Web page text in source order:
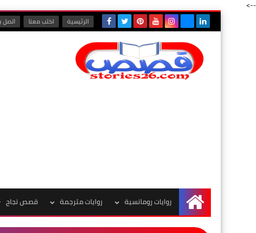
-->
الرئيسية اكتب معنا اتصل
الرئيسية
روايات رومانسية روايات مترجمة قصص نجاح